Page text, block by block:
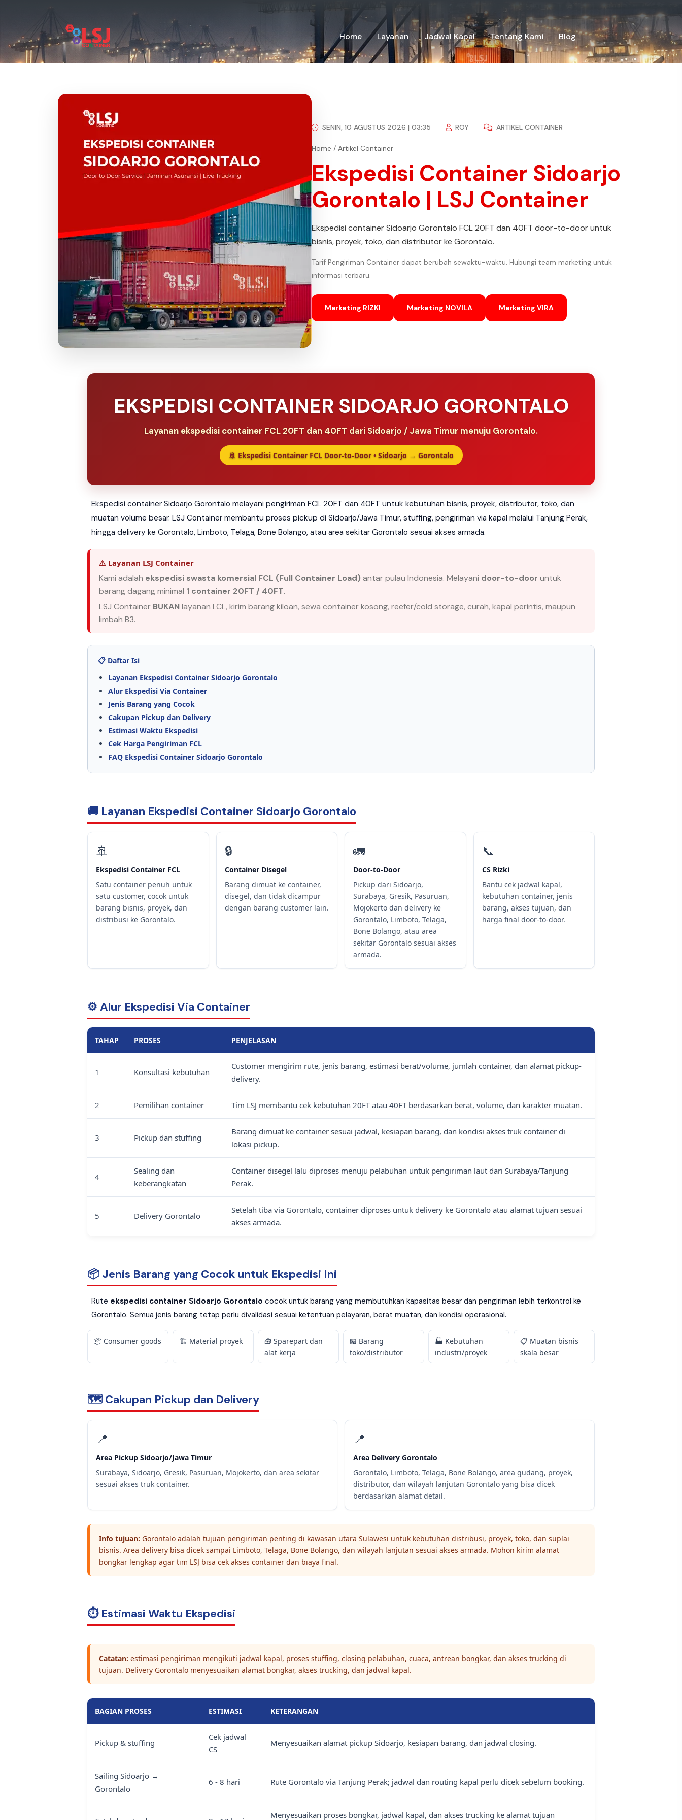
Home Layanan Jadwal Kapal Tentang Kami Blog
SENIN, 10 AGUSTUS 2026 | 03:35 ROY ARTIKEL CONTAINER
Home / Artikel Container
Ekspedisi Container Sidoarjo
Gorontalo | LSJ Container
Ekspedisi container Sidoarjo Gorontalo FCL 20FT dan 40FT door-to-door untuk
bisnis, proyek, toko, dan distributor ke Gorontalo.
Tarif Pengiriman Container dapat berubah sewaktu-waktu. Hubungi team marketing untuk
informasi terbaru.
Marketing RIZKI Marketing NOVILA Marketing VIRA
EKSPEDISI CONTAINER SIDOARJO GORONTALO
Layanan ekspedisi container FCL 20FT dan 40FT dari Sidoarjo / Jawa Timur menuju Gorontalo.
🚢 Ekspedisi Container FCL Door-to-Door • Sidoarjo → Gorontalo
Ekspedisi container Sidoarjo Gorontalo melayani pengiriman FCL 20FT dan 40FT untuk kebutuhan bisnis, proyek, distributor, toko, dan
muatan volume besar. LSJ Container membantu proses pickup di Sidoarjo/Jawa Timur, stuffing, pengiriman via kapal melalui Tanjung Perak,
hingga delivery ke Gorontalo, Limboto, Telaga, Bone Bolango, atau area sekitar Gorontalo sesuai akses armada.
⚠️ Layanan LSJ Container
Kami adalah ekspedisi swasta komersial FCL (Full Container Load) antar pulau Indonesia. Melayani door-to-door untuk
barang dagang minimal 1 container 20FT / 40FT.
LSJ Container BUKANlayanan LCL, kirim barang kiloan, sewa container kosong, reefer/cold storage, curah, kapal perintis, maupun
limbah B3.
📋 Daftar Isi
Layanan Ekspedisi Container Sidoarjo Gorontalo
Alur Ekspedisi Via Container
Jenis Barang yang Cocok
Cakupan Pickup dan Delivery
Estimasi Waktu Ekspedisi
Cek Harga Pengiriman FCL
FAQ Ekspedisi Container Sidoarjo Gorontalo
🚚 Layanan Ekspedisi Container Sidoarjo Gorontalo
🚢
Ekspedisi Container FCL
Satu container penuh untuk
satu customer, cocok untuk
barang bisnis, proyek, dan
distribusi ke Gorontalo.
🔒
Container Disegel
Barang dimuat ke container,
disegel, dan tidak dicampur
dengan barang customer lain.
🚛
Door-to-Door
Pickup dari Sidoarjo,
Surabaya, Gresik, Pasuruan,
Mojokerto dan delivery ke
Gorontalo, Limboto, Telaga,
Bone Bolango, atau area
sekitar Gorontalo sesuai akses
armada.
📞
CS Rizki
Bantu cek jadwal kapal,
kebutuhan container, jenis
barang, akses tujuan, dan
harga final door-to-door.
⚙️ Alur Ekspedisi Via Container
TAHAP PROSES PENJELASAN
1 Konsultasi kebutuhan
Customer mengirim rute, jenis barang, estimasi berat/volume, jumlah container, dan alamat pickup-
delivery.
2 Pemilihan container Tim LSJ membantu cek kebutuhan 20FT atau 40FT berdasarkan berat, volume, dan karakter muatan.
3 Pickup dan stuffing
Barang dimuat ke container sesuai jadwal, kesiapan barang, dan kondisi akses truk container di
lokasi pickup.
4
Sealing dan
keberangkatan
Container disegel lalu diproses menuju pelabuhan untuk pengiriman laut dari Surabaya/Tanjung
Perak.
5 Delivery Gorontalo
Setelah tiba via Gorontalo, container diproses untuk delivery ke Gorontalo atau alamat tujuan sesuai
akses armada.
📦 Jenis Barang yang Cocok untuk Ekspedisi Ini
Rute ekspedisi container Sidoarjo Gorontalo cocok untuk barang yang membutuhkan kapasitas besar dan pengiriman lebih terkontrol ke
Gorontalo. Semua jenis barang tetap perlu divalidasi sesuai ketentuan pelayaran, berat muatan, dan kondisi operasional.
📦 Consumer goods 🏗️ Material proyek
🧰 Sparepart dan
alat kerja
🏪 Barang
toko/distributor
🏭 Kebutuhan
industri/proyek
📋 Muatan bisnis
skala besar
🗺️ Cakupan Pickup dan Delivery
📍
Area Pickup Sidoarjo/Jawa Timur
Surabaya, Sidoarjo, Gresik, Pasuruan, Mojokerto, dan area sekitar
sesuai akses truk container.
📍
Area Delivery Gorontalo
Gorontalo, Limboto, Telaga, Bone Bolango, area gudang, proyek,
distributor, dan wilayah lanjutan Gorontalo yang bisa dicek
berdasarkan alamat detail.
Info tujuan: Gorontalo adalah tujuan pengiriman penting di kawasan utara Sulawesi untuk kebutuhan distribusi, proyek, toko, dan suplai
bisnis. Area delivery bisa dicek sampai Limboto, Telaga, Bone Bolango, dan wilayah lanjutan sesuai akses armada. Mohon kirim alamat
bongkar lengkap agar tim LSJ bisa cek akses container dan biaya final.
⏱️ Estimasi Waktu Ekspedisi
Catatan: estimasi pengiriman mengikuti jadwal kapal, proses stuffing, closing pelabuhan, cuaca, antrean bongkar, dan akses trucking di
tujuan. Delivery Gorontalo menyesuaikan alamat bongkar, akses trucking, dan jadwal kapal.
BAGIAN PROSES ESTIMASI KETERANGAN
Pickup & stuffing
Cek jadwal
CS
Menyesuaikan alamat pickup Sidoarjo, kesiapan barang, dan jadwal closing.
Sailing Sidoarjo →
Gorontalo
6 - 8 hari Rute Gorontalo via Tanjung Perak; jadwal dan routing kapal perlu dicek sebelum booking.
Menyesuaikan proses bongkar, jadwal kapal, dan akses trucking ke alamat tujuan